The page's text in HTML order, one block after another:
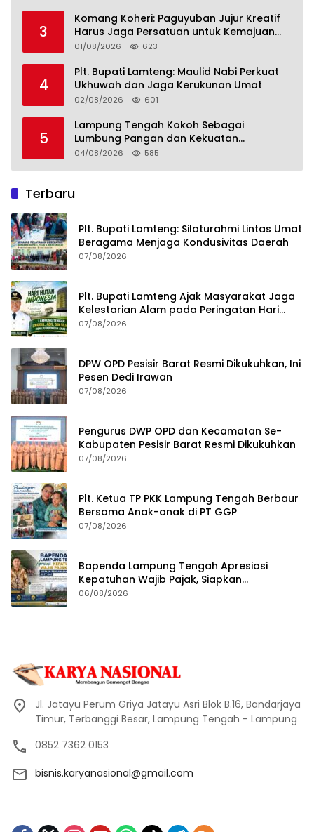
3
Komang Koheri: Paguyuban Jujur Kreatif
Harus Jaga Persatuan untuk Kemajuan
Lampung Tengah
01/08/2026 623
4
Plt. Bupati Lamteng: Maulid Nabi Perkuat
Ukhuwah dan Jaga Kerukunan Umat
02/08/2026 601
5
Lampung Tengah Kokoh Sebagai
Lumbung Pangan dan Kekuatan
Perkebunan Lampung, Komang Koheri:
04/08/2026 585
Terbaru
Plt. Bupati Lamteng: Silaturahmi Lintas Umat
Beragama Menjaga Kondusivitas Daerah
07/08/2026
Plt. Bupati Lamteng Ajak Masyarakat Jaga
Kelestarian Alam pada Peringatan Hari
Hutan Indonesia 2026
07/08/2026
DPW OPD Pesisir Barat Resmi Dikukuhkan, Ini
Pesen Dedi Irawan
07/08/2026
Pengurus DWP OPD dan Kecamatan Se-
Kabupaten Pesisir Barat Resmi Dikukuhkan
07/08/2026
Plt. Ketua TP PKK Lampung Tengah Berbaur
Bersama Anak-anak di PT GGP
07/08/2026
Bapenda Lampung Tengah Apresiasi
Kepatuhan Wajib Pajak, Siapkan
Pengawasan Terpadu di PT GGP
06/08/2026
Jl. Jatayu Perum Griya Jatayu Asri Blok B.16, Bandarjaya
Timur, Terbanggi Besar, Lampung Tengah - Lampung
0852 7362 0153
bisnis.karyanasional@gmail.com